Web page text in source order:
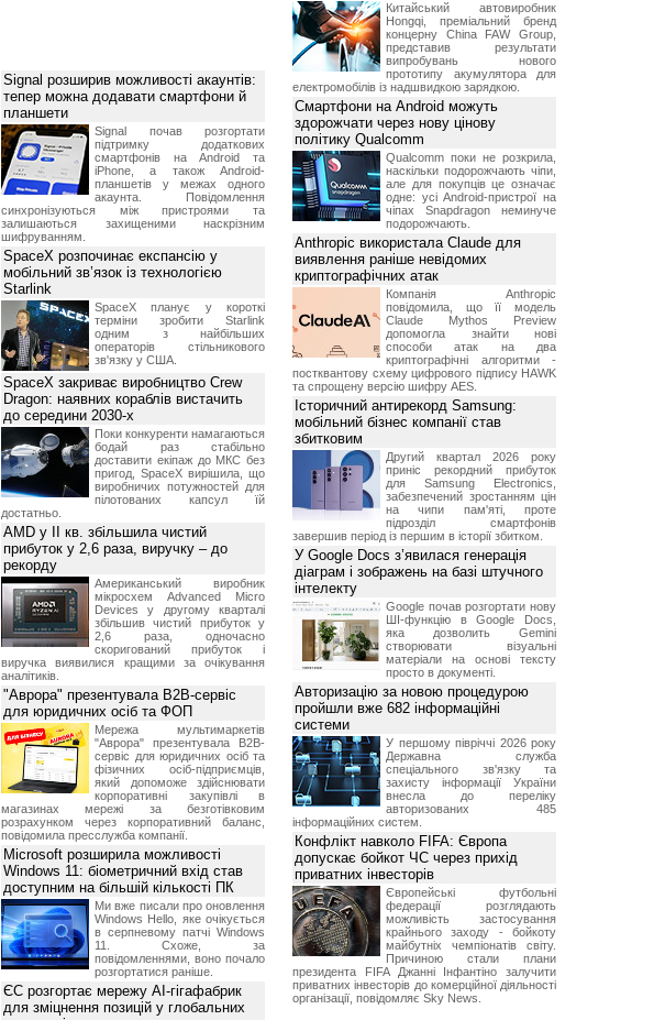
Signal розширив можливості акаунтів:
тепер можна додавати смартфони й
планшети
Signal почав розгортати
підтримку додаткових
смартфонів на Android та
iPhone, а також Android-
планшетів у межах одного
акаунта. Повідомлення
синхронізуються між пристроями та
залишаються захищеними наскрізним
шифруванням.
SpaceX розпочинає експансію у
мобільний зв’язок із технологією
Starlink
SpaceX планує у короткі
терміни зробити Starlink
одним з найбільших
операторів стільникового
зв'язку у США.
SpaceX закриває виробництво Crew
Dragon: наявних кораблів вистачить
до середини 2030-х
Поки конкуренти намагаються
бодай раз стабільно
доставити екіпаж до МКС без
пригод, SpaceX вирішила, що
виробничих потужностей для
пілотованих капсул їй
достатньо.
AMD у II кв. збільшила чистий
прибуток у 2,6 раза, виручку – до
рекорду
Американський виробник
мікросхем Advanced Micro
Devices у другому кварталі
збільшив чистий прибуток у
2,6 раза, одночасно
скоригований прибуток і
виручка виявилися кращими за очікування
аналітиків.
"Аврора" презентувала B2B-сервіс
для юридичних осіб та ФОП
Мережа мультимаркетів
"Аврора" презентувала B2B-
сервіс для юридичних осіб та
фізичних осіб-підприємців,
який допоможе здійснювати
корпоративні закупівлі в
магазинах мережі за безготівковим
розрахунком через корпоративний баланс,
повідомила пресслужба компанії.
Microsoft розширила можливості
Windows 11: біометричний вхід став
доступним на більшій кількості ПК
Ми вже писали про оновлення
Windows Hello, яке очікується
в серпневому патчі Windows
11. Схоже, за
повідомленнями, воно почало
розгортатися раніше.
ЄС розгортає мережу AI-гігафабрик
для зміцнення позицій у глобальних
Китайський автовиробник
Hongqi, преміальний бренд
концерну China FAW Group,
представив результати
випробувань нового
прототипу акумулятора для
електромобілів із надшвидкою зарядкою.
Смартфони на Android можуть
здорожчати через нову цінову
політику Qualcomm
Qualcomm поки не розкрила,
наскільки подорожчають чіпи,
але для покупців це означає
одне: усі Android-пристрої на
чіпах Snapdragon неминуче
подорожчають.
Anthropic використала Claude для
виявлення раніше невідомих
криптографічних атак
Компанія Anthropic
повідомила, що її модель
Claude Mythos Preview
допомогла знайти нові
способи атак на два
криптографічні алгоритми -
постквантову схему цифрового підпису HAWK
та спрощену версію шифру AES.
Історичний антирекорд Samsung:
мобільний бізнес компанії став
збитковим
Другий квартал 2026 року
приніс рекордний прибуток
для Samsung Electronics,
забезпечений зростанням цін
на чипи пам'яті, проте
підрозділ смартфонів
завершив період із першим в історії збитком.
У Google Docs з’явилася генерація
діаграм і зображень на базі штучного
інтелекту
Google почав розгортати нову
ШІ-функцію в Google Docs,
яка дозволить Gemini
створювати візуальні
матеріали на основі тексту
просто в документі.
Авторизацію за новою процедурою
пройшли вже 682 інформаційні
системи
У першому півріччі 2026 року
Державна служба
спеціального зв'язку та
захисту інформації України
внесла до переліку
авторизованих 485
інформаційних систем.
Конфлікт навколо FIFA: Європа
допускає бойкот ЧС через прихід
приватних інвесторів
Європейські футбольні
федерації розглядають
можливість застосування
крайнього заходу - бойкоту
майбутніх чемпіонатів світу.
Причиною стали плани
президента FIFA Джанні Інфантіно залучити
приватних інвесторів до комерційної діяльності
організації, повідомляє Sky News.